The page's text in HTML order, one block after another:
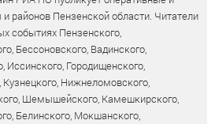
районов Пензенской области. Читатели
событиях Пензенского,
Бессоновского, Вадинского,
Иссинского, Городищенского,
Нижнеломовского,
Шемышейского, Камешкирского,
Белинского, Мокшанского,